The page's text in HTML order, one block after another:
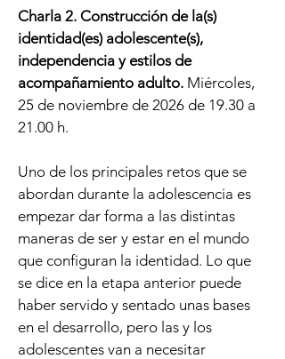
Charla 2. Construcción de la(s)
identidad(es) adolescente(s),
independencia y estilos de
acompañamiento adulto. Miércoles,
25 de noviembre de 2026 de 19.30 a
21.00 h.
Uno de los principales retos que se
abordan durante la adolescencia es
empezar dar forma a las distintas
maneras de ser y estar en el mundo
que configuran la identidad. Lo que
se dice en la etapa anterior puede
haber servido y sentado unas bases
en el desarrollo, pero las y los
adolescentes van a necesitar